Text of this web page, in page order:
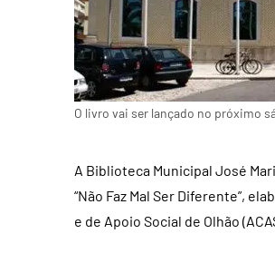
O livro vai ser lançado no próximo
A Biblioteca Municipal José
“Não Faz Mal Ser Diferente”,
e de Apoio Social de Olhão